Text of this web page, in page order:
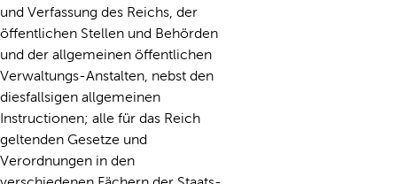
und Verfassung des Reichs, der
öffentlichen Stellen und Behörden
und der allgemeinen öffentlichen
Verwaltungs-Anstalten, nebst den
diesfallsigen allgemeinen
Instructionen; alle für das Reich
geltenden Gesetze und
Verordnungen in den